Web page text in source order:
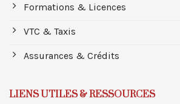
Formations & Licences
VTC & Taxis
Assurances & Crédits
LIENS UTILES & RESSOURCES